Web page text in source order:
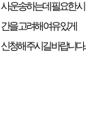
사.운송하는데 필요한 시
간을 고려해 여유 있게
신청해 주시길 바랍니다.